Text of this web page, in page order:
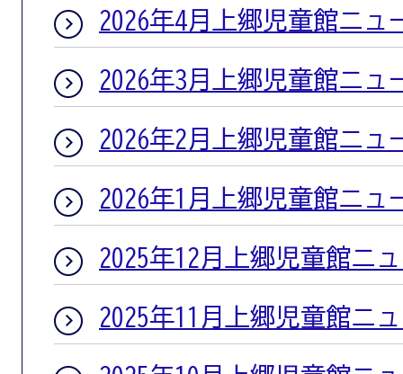
2026年4月上郷児童館ニュ
2026年3月上郷児童館ニュ
2026年2月上郷児童館ニュ
2026年1月上郷児童館ニュ
2025年12月上郷児童館ニ
2025年11月上郷児童館ニ